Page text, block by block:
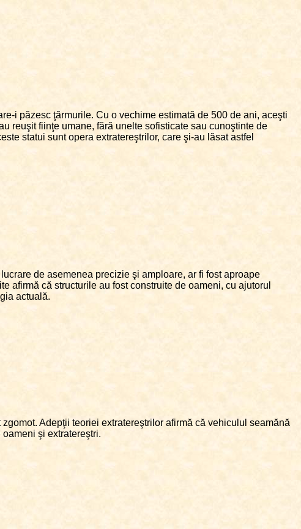
i păzesc ţărmurile. Cu o vechime estimată de 500 de ani, aceşti
reuşit fiinţe umane, fără unelte sofisticate sau cunoştinte de
statui sunt opera extratereştrilor, care şi-au lăsat astfel
de asemenea precizie şi amploare, ar fi fost aproape
afirmă că structurile au fost construite de oameni, cu ajutorul
actuală.
Adepţii teoriei extratereştrilor afirmă că vehiculul seamănă
şi extratereştri.